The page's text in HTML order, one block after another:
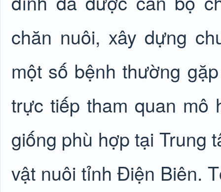
chăn nuôi, xây dựng
một số bệnh thường
trực tiếp tham quan mô
giống phù hợp tại Trung
vật nuôi tỉnh Điện Biên.